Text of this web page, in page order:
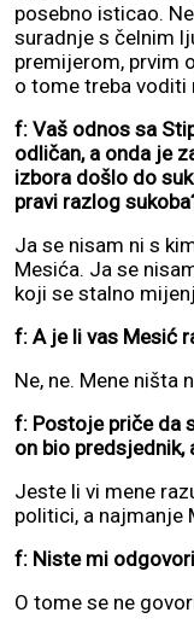
posebno isticao.
suradnje s čelnim
premijerom, prvim
o tome treba voditi
f: Vaš odnos sa
odličan, a onda je
izbora došlo do
pravi razlog
Ja se nisam ni s
Mesića. Ja se
koji se stalno
f: A je li vas Mesić
Ne, ne. Mene ništa
f: Postoje priče da
on bio predsjednik,
Jeste li vi mene
politici, a najmanje
f: Niste mi
O tome se ne